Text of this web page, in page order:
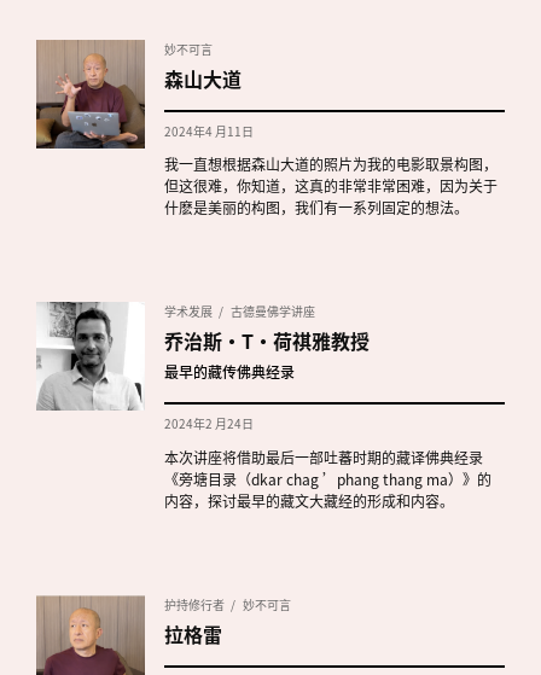
妙不可言
森山大道
2024年4 月11日
我一直想根据森山大道的照片为我的电影取景构图，
但这很难，你知道，这真的非常非常困难，因为关于
什麽是美丽的构图，我们有一系列固定的想法。
学术发展 古德曼佛学讲座
乔治斯·T·荷祺雅教授
最早的藏传佛典经录
2024年2 月24日
本次讲座将借助最后一部吐蕃时期的藏译佛典经录
《旁塘目录（dkar chag ’phang thang ma）》的
内容，探讨最早的藏文大藏经的形成和内容。
护持修行者 妙不可言
拉格雷